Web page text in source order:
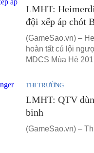
LMHT:
đội xếp áp chót
(GameSao.vn) –
hoàn tất cú lội
MDCS Mùa Hè
THỊ TRƯỜNG
LMHT: QTV
binh
(GameSao.vn) –